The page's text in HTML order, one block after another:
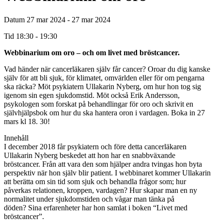
Datum 27 mar 2024 - 27 mar 2024
Tid 18:30 - 19:30
Webbinarium om oro – och om livet med bröstcancer.
Vad händer när cancerläkaren själv får cancer? Oroar du dig kanske
själv för att bli sjuk, för klimatet, omvärlden eller för om pengarna
ska räcka? Möt psykiatern Ullakarin Nyberg, om hur hon tog sig
igenom sin egen sjukdomstid. Möt också Erik Andersson,
psykologen som forskat på behandlingar för oro och skrivit en
självhjälpsbok om hur du ska hantera oron i vardagen. Boka in 27
mars kl 18. 30!
Innehåll
I december 2018 får psykiatern och före detta cancerläkaren
Ullakarin Nyberg beskedet att hon har en snabbväxande
bröstcancer. Från att vara den som hjälper andra tvingas hon byta
perspektiv när hon själv blir patient. I webbinaret kommer Ullakarin
att berätta om sin tid som sjuk och behandla frågor som; hur
påverkas relationen, kroppen, vardagen? Hur skapar man en ny
normalitet under sjukdomstiden och vågar man tänka på
döden? Sina erfarenheter har hon samlat i boken “Livet med
bröstcancer”.